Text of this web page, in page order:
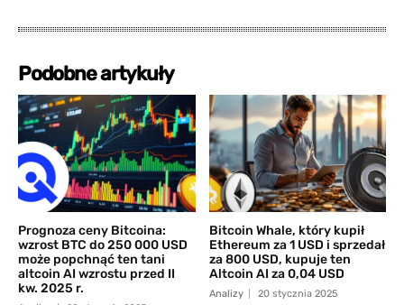
Podobne artykuły
Prognoza ceny Bitcoina:
wzrost BTC do 250 000 USD
może popchnąć ten tani
altcoin AI wzrostu przed II
kw. 2025 r.
Bitcoin Whale, który kupił
Ethereum za 1 USD i sprzedał
za 800 USD, kupuje ten
Altcoin AI za 0,04 USD
Analizy 20 stycznia 2025